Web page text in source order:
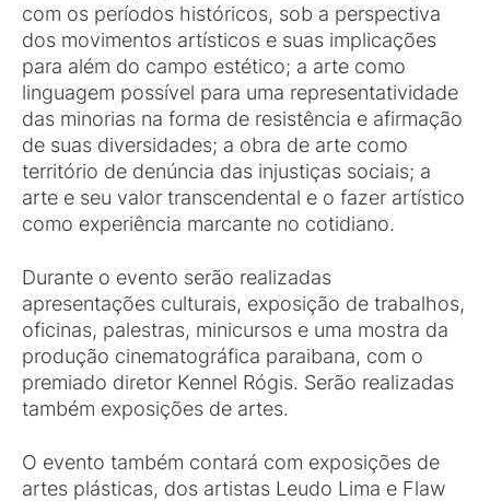
com os períodos históricos, sob a perspectiva
dos movimentos artísticos e suas implicações
para além do campo estético; a arte como
linguagem possível para uma representatividade
das minorias na forma de resistência e afirmação
de suas diversidades; a obra de arte como
território de denúncia das injustiças sociais; a
arte e seu valor transcendental e o fazer artístico
como experiência marcante no cotidiano.
Durante o evento serão realizadas
apresentações culturais, exposição de trabalhos,
oficinas, palestras, minicursos e uma mostra da
produção cinematográfica paraibana, com o
premiado diretor Kennel Rógis. Serão realizadas
também exposições de artes.
O evento também contará com exposições de
artes plásticas, dos artistas Leudo Lima e Flaw